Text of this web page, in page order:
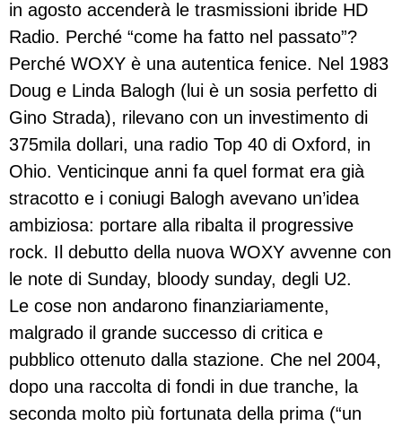
in agosto accenderà le trasmissioni ibride HD
Radio. Perché “come ha fatto nel passato”?
Perché WOXY è una autentica fenice. Nel 1983
Doug e Linda Balogh (lui è un sosia perfetto di
Gino Strada), rilevano con un investimento di
375mila dollari, una radio Top 40 di Oxford, in
Ohio. Venticinque anni fa quel format era già
stracotto e i coniugi Balogh avevano un’idea
ambiziosa: portare alla ribalta il progressive
rock. Il debutto della nuova WOXY avvenne con
le note di Sunday, bloody sunday, degli U2.
Le cose non andarono finanziariamente,
malgrado il grande successo di critica e
pubblico ottenuto dalla stazione. Che nel 2004,
dopo una raccolta di fondi in due tranche, la
seconda molto più fortunata della prima (“un